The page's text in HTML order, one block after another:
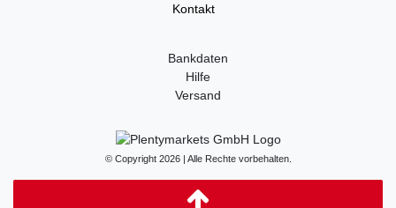
Kontakt
Bankdaten
Hilfe
Versand
© Copyright 2026 | Alle Rechte vorbehalten.